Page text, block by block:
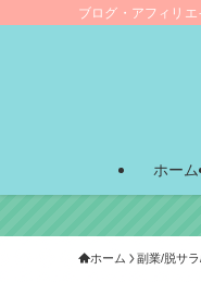
ブログ・アフィリ
ホーム
ホーム 副業/脱サ